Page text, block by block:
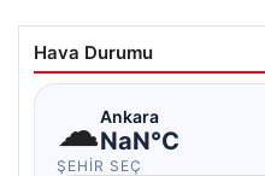
Hava Durumu
☁Ankara
NaN°C
ŞEHIR SEÇ